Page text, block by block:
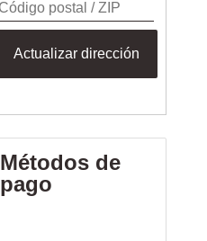
Actualizar dirección
Métodos de
pago